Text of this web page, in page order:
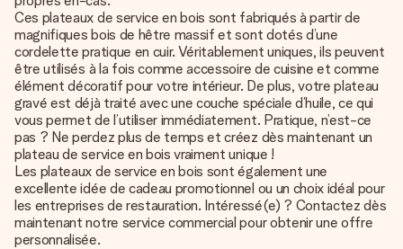
Ces plateaux de service en bois sont fabriqués à partir de
magnifiques bois de hêtre massif et sont dotés d’une
cordelette pratique en cuir. Véritablement uniques, ils peuvent
être utilisés à la fois comme accessoire de cuisine et comme
élément décoratif pour votre intérieur. De plus, votre plateau
gravé est déjà traité avec une couche spéciale d’huile, ce qui
vous permet de l’utiliser immédiatement. Pratique, n’est-ce
pas ? Ne perdez plus de temps et créez dès maintenant un
plateau de service en bois vraiment unique !
Les plateaux de service en bois sont également une
excellente idée de cadeau promotionnel ou un choix idéal pour
les entreprises de restauration. Intéressé(e) ? Contactez dès
maintenant notre service commercial pour obtenir une offre
personnalisée.